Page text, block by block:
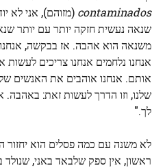
contaminados (מזוהם), אני לא
שנאה נעשית חזקה יותר עם יותר
משנאה הוא אהבה. אז בבקשה, אנחנו
אנחנו נלחמים אנחנו צריכים
אותם. אנחנו אוהבים את האנשים
שלנו, וזו הדרך לעשות זאת:
לך."
לא משנה עם כמה פסלים הוא יחזור
ראשון, אין ספק שלבאד באני, שנולד